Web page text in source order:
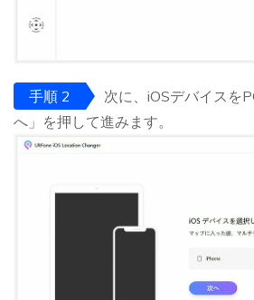
手順 2
次に、iOSデバイスを
へ」を押して進みます。